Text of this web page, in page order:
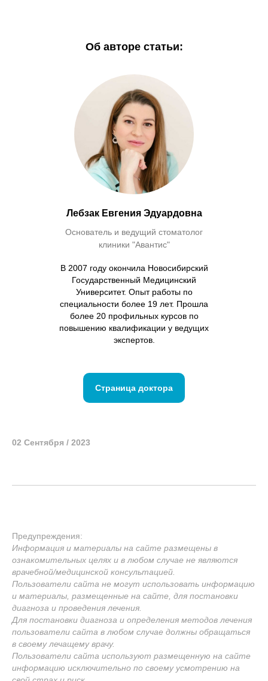
Об авторе статьи:
Лебзак Евгения Эдуардовна
Основатель и ведущий стоматолог
клиники "Авантис"
В 2007 году окончила Новосибирский
Государственный Медицинский
Университет. Опыт работы по
специальности более 19 лет. Прошла
более 20 профильных курсов по
повышению квалификации у ведущих
экспертов.
Страница доктора
02 Сентября / 2023
Предупреждения:
Информация и материалы на сайте размещены в
ознакомительных целях и в любом случае не являются
врачебной/медицинской консультацией.
Пользователи сайта не могут использовать информацию
и материалы, размещенные на сайте, для постановки
диагноза и проведения лечения.
Для постановки диагноза и определения методов лечения
пользователи сайта в любом случае должны обращаться
в своему лечащему врачу.
Пользователи сайта используют размещенную на сайте
информацию исключительно по своему усмотрению на